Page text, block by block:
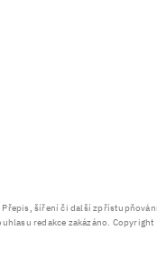
šíření či další
redakce zakázáno.